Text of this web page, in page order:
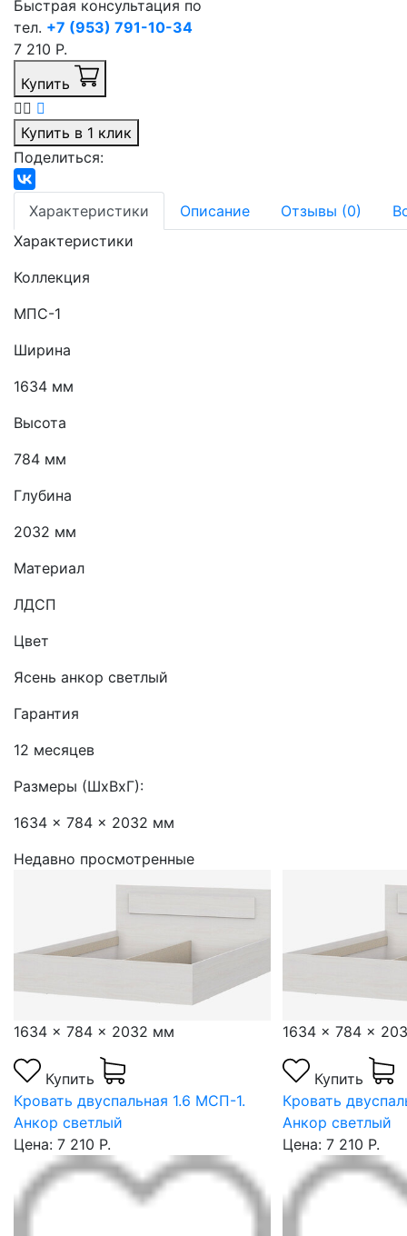
Быстрая консультация по
тел. +7 (953) 791-10-34
7 210 Р.
Купить
Купить в 1 клик
Поделиться:
Характеристики Описание Отзывы (0)
Характеристики
Коллекция
МПС-1
Ширина
1634 мм
Высота
784 мм
Глубина
2032 мм
Материал
ЛДСП
Цвет
Ясень анкор светлый
Гарантия
12 месяцев
Размеры (ШхВхГ):
1634 x 784 x 2032 мм
Недавно просмотренные
1634 x 784 x 2032 мм
Купить
Кровать двуспальная 1.6 МСП-1.
Анкор светлый
Цена: 7 210 Р.
1634 x 784 x
Купить
Кровать
Анкор светлый
Цена: 7 210 Р.